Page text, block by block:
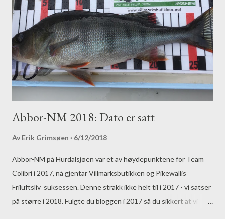
Abbor-NM 2018: Dato er satt
Av Erik Grimsøen 6/12/2018
Abbor-NM på Hurdalsjøen var et av høydepunktene for Team
Colibri i 2017, nå gjentar Villmarksbutikken og Pikewallis
Friluftsliv suksessen. Denne strakk ikke helt til i 2017 - vi satser
på større i 2018. Fulgte du bloggen i 2017 så du sikkert at vi